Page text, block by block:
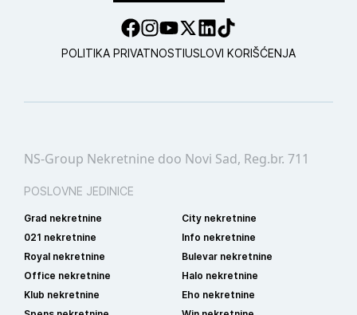
POLITIKA PRIVATNOSTIUSLOVI KORIŠĆENJA
NS-Group Nekretnine doo Novi Sad, Reg.br. 711
POSLOVNE JEDINICE
Grad nekretnine
City nekretnine
021 nekretnine
Info nekretnine
Royal nekretnine
Bulevar nekretnine
Office nekretnine
Halo nekretnine
Klub nekretnine
Eho nekretnine